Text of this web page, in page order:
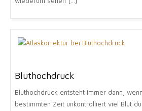
Bluthochdruck
Bluthochdruck entsteht immer dann,
bestimmten Zeit unkontrolliert viel Blut